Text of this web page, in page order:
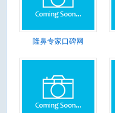
隆鼻专家口碑网